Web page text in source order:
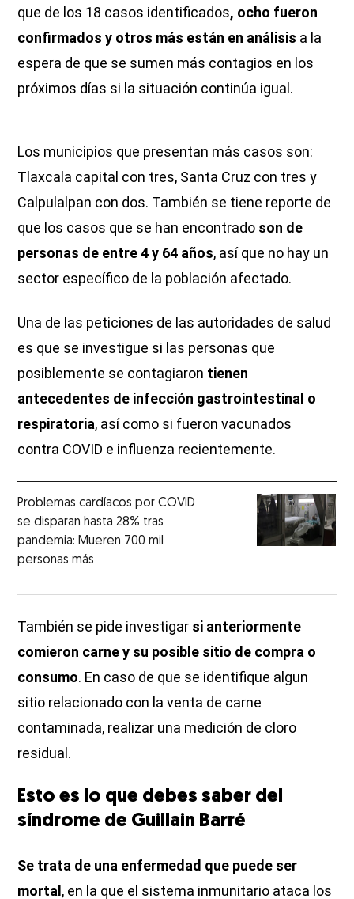
que de los 18 casos identificados, ocho fueron
confirmados y otros más están en análisis a la
espera de que se sumen más contagios en los
próximos días si la situación continúa igual.
Los municipios que presentan más casos son:
Tlaxcala capital con tres, Santa Cruz con tres y
Calpulalpan con dos. También se tiene reporte de
que los casos que se han encontrado son de
personas de entre 4 y 64 años, así que no hay un
sector específico de la población afectado.
Una de las peticiones de las autoridades de salud
es que se investigue si las personas que
posiblemente se contagiaron tienen
antecedentes de infección gastrointestinal o
respiratoria, así como si fueron vacunados
contra COVID e influenza recientemente.
Problemas cardíacos por COVID
se disparan hasta 28% tras
pandemia: Mueren 700 mil
personas más
También se pide investigar si anteriormente
comieron carne y su posible sitio de compra o
consumo. En caso de que se identifique algun
sitio relacionado con la venta de carne
contaminada, realizar una medición de cloro
residual.
Esto es lo que debes saber del
síndrome de Guillain Barré
Se trata de una enfermedad que puede ser
mortal, en la que el sistema inmunitario ataca los